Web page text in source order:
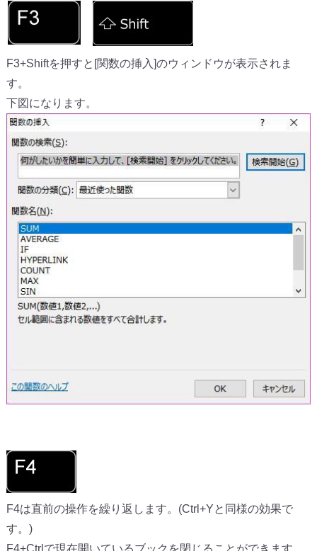
F3+Shiftを押すと[関数の挿入]のウィンドウが表示されま
す。
下図になります。
F4は直前の操作を繰り返します。(Ctrl+Yと同様の効果で
す。)